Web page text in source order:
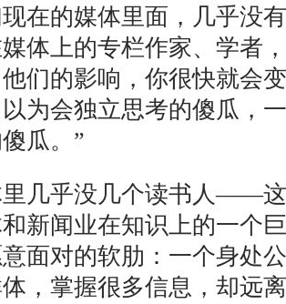
在的媒体里面，几乎没
体上的专栏作家、学者
们的影响，你很快就会
为会独立思考的傻瓜，
瓜。”
乎没几个读书人——这
新闻业在知识上的一个
面对的软肋：一个身处
，掌握很多信息，却远